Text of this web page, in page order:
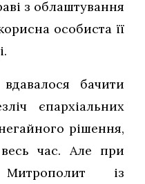
з облаштування
особиста її
бачити
єпархіальних
рішення,
час. Але при
із